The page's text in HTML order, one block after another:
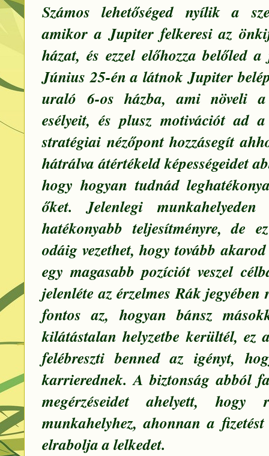
Számos lehetőséged nyílik a
amikor a Jupiter felkeresi az
házat, és ezzel előhozza belőled a
Június 25-én a látnok Jupiter
uraló 6-os házba, ami növeli a
esélyeit, és plusz motivációt ad
stratégiai nézőpont hozzásegít
hátrálva átértékeld képességeidet
hogy hogyan tudnád
őket. Jelenlegi
hatékonyabb teljesítményre, de
odáig vezethet, hogy tovább
egy magasabb pozíciót veszel
jelenléte az érzelmes Rák jegyében
fontos az, hogyan bánsz
kilátástalan helyzetbe kerültél, ez
felébreszti benned az igényt,
karrierednek. A biztonság abból
megérzéseidet ahelyett, hogy
munkahelyhez, ahonnan a
elrabolja a lelkedet.